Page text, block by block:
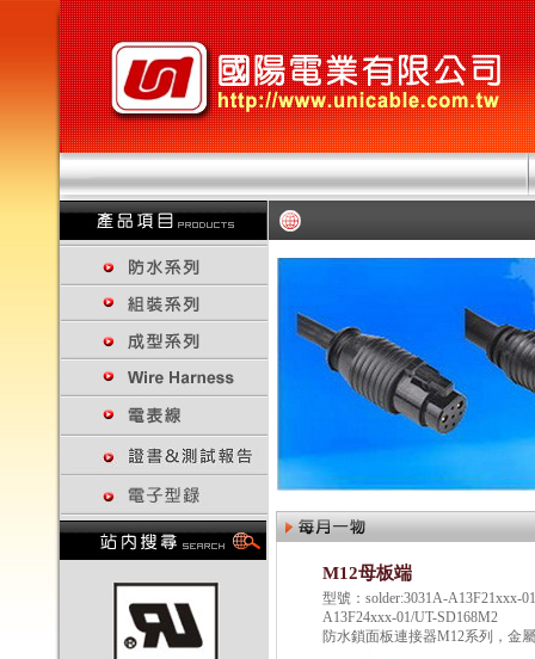
M12母板端
型號：solder:3031A-A13F21xxx-
A13F24xxx-01/UT-SD168M2
防水鎖面板連接器M12系列，金